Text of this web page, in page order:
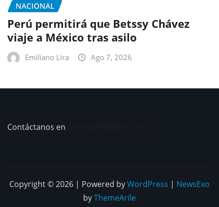
NACIONAL
Perú permitirá que Betssy Chávez
viaje a México tras asilo
Emiliano Lira Ago 7, 2026
Contáctanos en
Copyright © 2026 | Powered byWordPress | NewsExo
byThemeArile